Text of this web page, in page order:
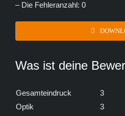
– Die Fehleranzahl: 0
Was ist deine
Gesamteindruck
3
Optik
3